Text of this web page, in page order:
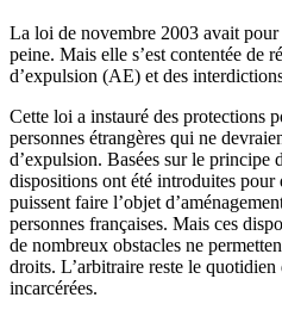
La loi de novembre 2003 avait
peine. Mais elle s’est contentée de
d’expulsion (AE) et des
Cette loi a instauré des protections
personnes étrangères qui ne
d’expulsion. Basées sur le principe
dispositions ont été introduites pour
puissent faire l’objet
personnes françaises. Mais ces
de nombreux obstacles ne
droits. L’arbitraire reste le quotidien
incarcérées.